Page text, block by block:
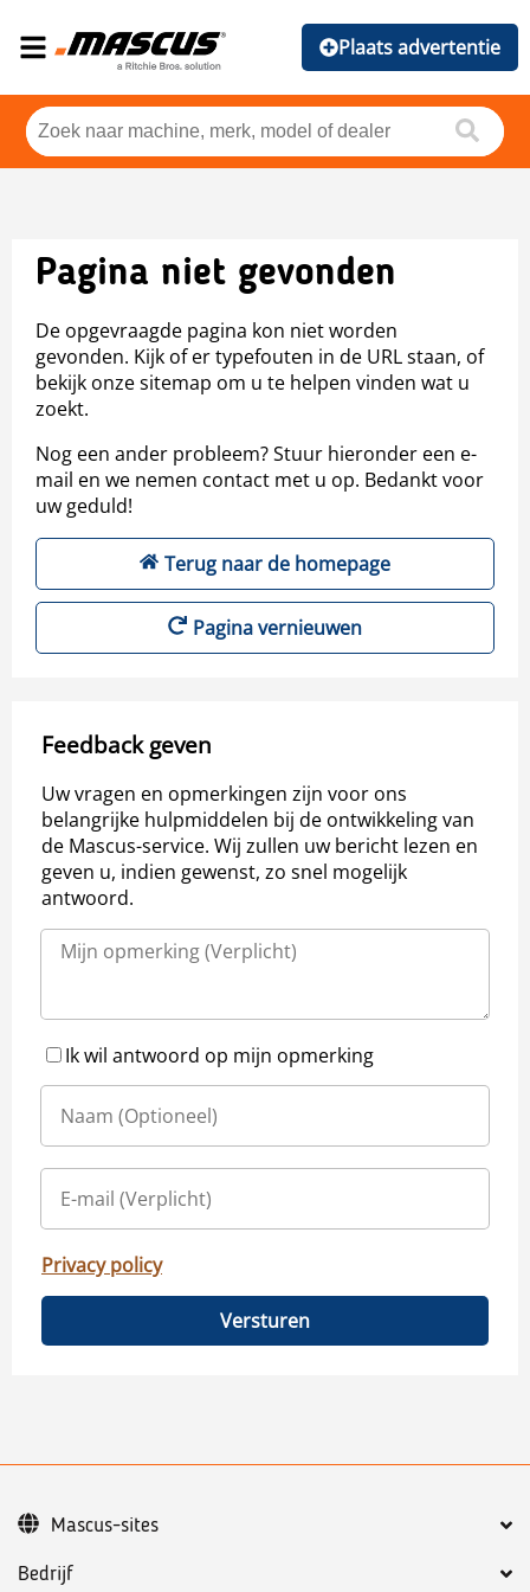
Plaats advertentie
Pagina niet gevonden
De opgevraagde pagina kon niet worden
gevonden. Kijk of er typefouten in de URL staan, of
bekijk onze sitemap om u te helpen vinden wat u
zoekt.
Nog een ander probleem? Stuur hieronder een e-
mail en we nemen contact met u op. Bedankt voor
uw geduld!
Terug naar de homepage
Pagina vernieuwen
Feedback geven
Uw vragen en opmerkingen zijn voor ons
belangrijke hulpmiddelen bij de ontwikkeling van
de Mascus-service. Wij zullen uw bericht lezen en
geven u, indien gewenst, zo snel mogelijk
antwoord.
Ik wil antwoord op mijn opmerking
Privacy policy
Versturen
Bedrijf
Mascus-sites